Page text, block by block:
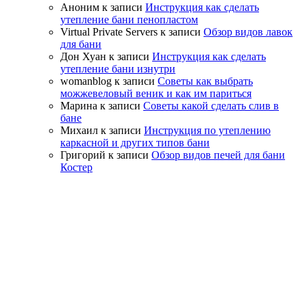
Аноним к записи Инструкция как сделать
утепление бани пенопластом
Virtual Private Servers к записи Обзор видов лавок
для бани
Дон Хуан к записи Инструкция как сделать
утепление бани изнутри
womanblog к записи Советы как выбрать
можжевеловый веник и как им париться
Марина к записи Советы какой сделать слив в
бане
Михаил к записи Инструкция по утеплению
каркасной и других типов бани
Григорий к записи Обзор видов печей для бани
Костер